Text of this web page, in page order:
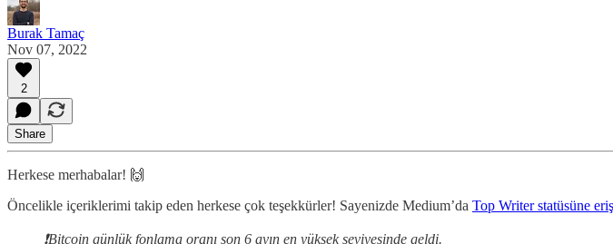
Burak Tamaç
Nov 07, 2022
2
Share
Herkese merhabalar! 🙌
Öncelikle içeriklerimi takip eden herkese çok teşekkürler! Sayenizde Medium’da Top Writer statüsüne
❗️Bitcoin günlük fonlama oranı son 6 ayın en yüksek seviyesinde geldi.